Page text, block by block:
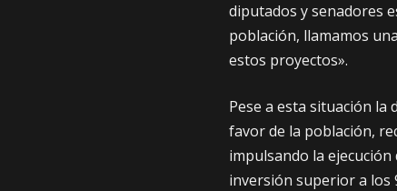
diputados y senadores
población, llamamos
estos proyectos».
Pese a esta situación la
favor de la población,
impulsando la
inversión superior a los